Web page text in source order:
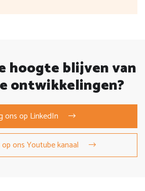
hoogte blijven van
ontwikkelingen?
ons op LinkedIn
ons Youtube kanaal